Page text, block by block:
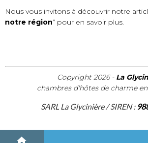
Nous vous invitons à découvrir notre
notre région” pour en savoir plus.
Copyright 2026 - La
chambres d'hôtes de charme
SARL La Glycinière / SIREN :